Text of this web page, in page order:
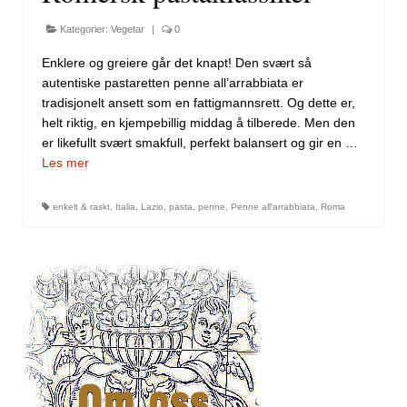
Kategorier: Vegetar | 0
Enklere og greiere går det knapt! Den svært så
autentiske pastaretten penne all’arrabbiata er
tradisjonelt ansett som en fattigmannsrett. Og dette er,
helt riktig, en kjempebillig middag å tilberede. Men den
er likefullt svært smakfull, perfekt balansert og gir en …
Les mer
enkelt & raskt Italia Lazio pasta penne Penne all'arrabbiata Roma